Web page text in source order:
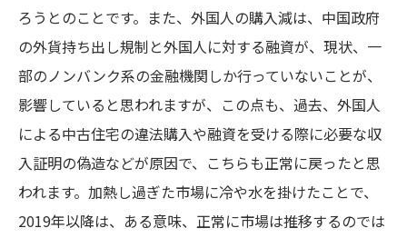
ろうとのことです。また、外国人の購入減は、中国政府
の外貨持ち出し規制と外国人に対する融資が、現状、一
部のノンバンク系の金融機関しか行っていないことが、
影響していると思われますが、この点も、過去、外国人
による中古住宅の違法購入や融資を受ける際に必要な収
入証明の偽造などが原因で、こちらも正常に戻ったと思
われます。加熱し過ぎた市場に冷や水を掛けたことで、
2019年以降は、ある意味、正常に市場は推移するのでは